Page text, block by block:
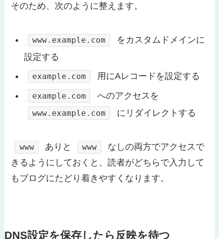
そのため、次のように整えます。
www.example.com
をカスタムドメインに
設定する
example.com 用にAレコードを設定する
example.com へのアクセスを
www.example.com にリダイレクトする
www ありと www
なしの両方でアクセスで
きるようにしておくと、読者がどちらで入力して
もブログにたどり着きやすくなります。
DNS設定を保存したら反映を待つ